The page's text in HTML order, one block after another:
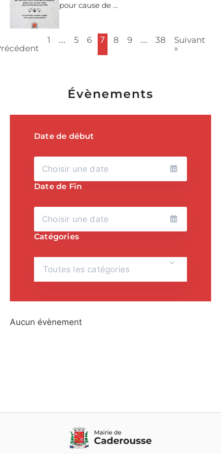
pour cause de …
1 … 5 6 7 8 9 … 38
Suivant
»
Évènements
Date de début
Date de Fin
Catégories
Toutes les catégories
Aucun évènement